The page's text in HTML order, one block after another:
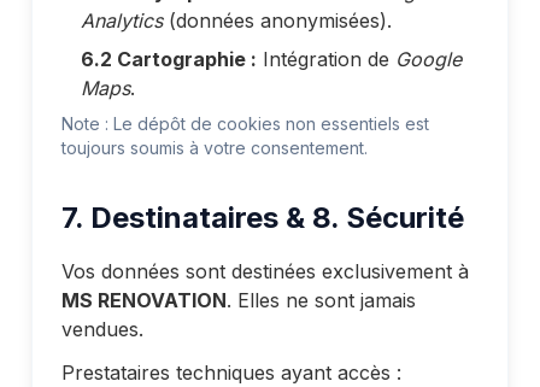
Analytics(données anonymisées).
6.2 Cartographie : Intégration de Google
Maps.
Note : Le dépôt de cookies non essentiels est
toujours soumis à votre consentement.
7. Destinataires & 8. Sécurité
Vos données sont destinées exclusivement à
MS RENOVATION. Elles ne sont jamais
vendues.
Prestataires techniques ayant accès :